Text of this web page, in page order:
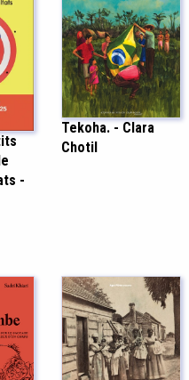
-
Tekoha. - Clara
Chotil